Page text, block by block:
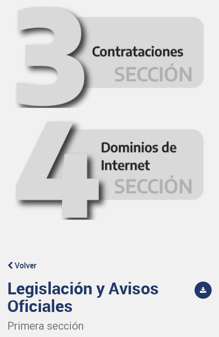
Volver
Legislación y Avisos
Oficiales
Primera sección